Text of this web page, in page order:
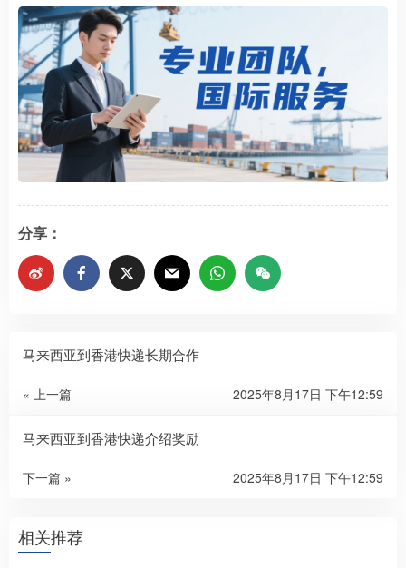
分享：
马来西亚到香港快递长期合作
« 上一篇 2025年8月17日 下午12:59
马来西亚到香港快递介绍奖励
下一篇 » 2025年8月17日 下午12:59
相关推荐